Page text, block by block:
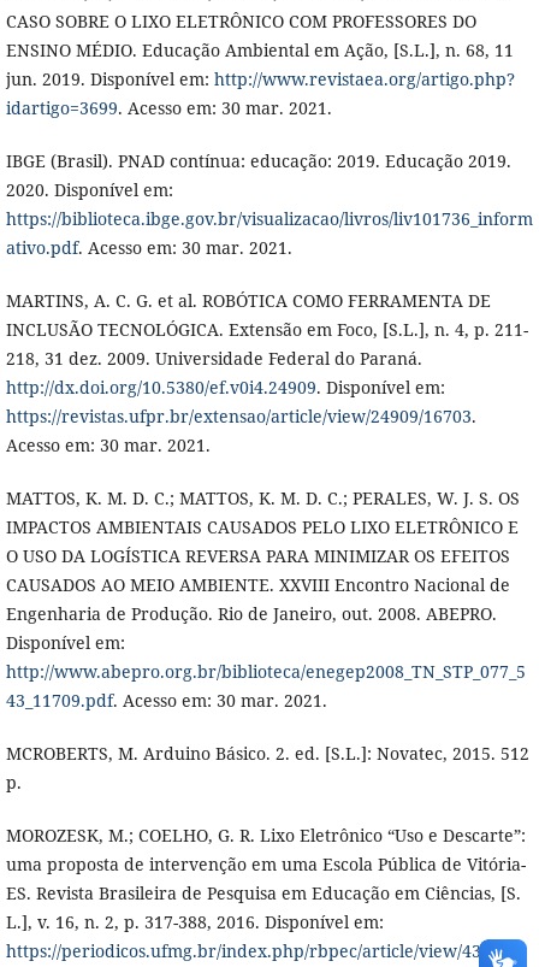
CASO SOBRE O LIXO ELETRÔNICO COM PROFESSORES DO
ENSINO MÉDIO. Educação Ambiental em Ação, [S.L.], n. 68, 11
jun. 2019. Disponível em: http://www.revistaea.org/artigo.php?
idartigo=3699. Acesso em: 30 mar. 2021.
IBGE (Brasil). PNAD contínua: educação: 2019. Educação 2019.
2020. Disponível em:
https://biblioteca.ibge.gov.br/visualizacao/livros/liv101736_inform
ativo.pdf. Acesso em: 30 mar. 2021.
MARTINS, A. C. G. et al. ROBÓTICA COMO FERRAMENTA DE
INCLUSÃO TECNOLÓGICA. Extensão em Foco, [S.L.], n. 4, p. 211-
218, 31 dez. 2009. Universidade Federal do Paraná.
http://dx.doi.org/10.5380/ef.v0i4.24909. Disponível em:
https://revistas.ufpr.br/extensao/article/view/24909/16703.
Acesso em: 30 mar. 2021.
MATTOS, K. M. D. C.; MATTOS, K. M. D. C.; PERALES, W. J. S. OS
IMPACTOS AMBIENTAIS CAUSADOS PELO LIXO ELETRÔNICO E
O USO DA LOGÍSTICA REVERSA PARA MINIMIZAR OS EFEITOS
CAUSADOS AO MEIO AMBIENTE. XXVIII Encontro Nacional de
Engenharia de Produção. Rio de Janeiro, out. 2008. ABEPRO.
Disponível em:
http://www.abepro.org.br/biblioteca/enegep2008_TN_STP_077_5
43_11709.pdf. Acesso em: 30 mar. 2021.
MCROBERTS, M. Arduino Básico. 2. ed. [S.L.]: Novatec, 2015. 512
p.
MOROZESK, M.; COELHO, G. R. Lixo Eletrônico “Uso e Descarte”:
uma proposta de intervenção em uma Escola Pública de Vitória-
ES. Revista Brasileira de Pesquisa em Educação em Ciências, [S.
L.], v. 16, n. 2, p. 317-388, 2016. Disponível em:
https://periodicos.ufmg.br/index.php/rbpec/article/view/4377.